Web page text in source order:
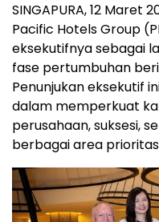
SINGAPURA, 12 Maret
Pacific Hotels Group
eksekutifnya sebagai
fase pertumbuhan
Penunjukan eksekutif
dalam memperkuat
perusahaan, suksesi,
berbagai area